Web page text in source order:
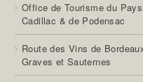
Office de Tourisme du
Cadillac & de Podensac
Route des Vins de
Graves et Sauternes